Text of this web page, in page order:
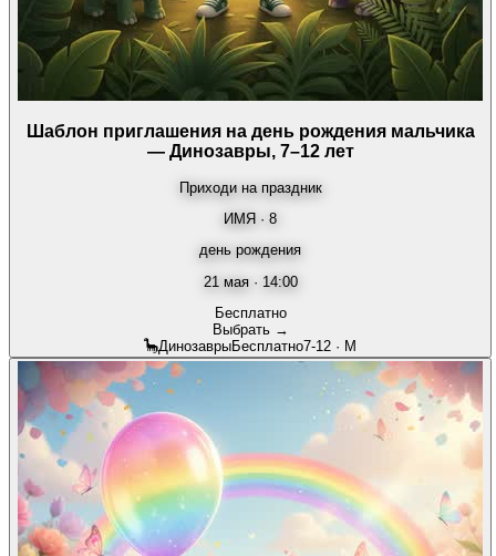
Шаблон приглашения на день рождения мальчика
— Динозавры, 7–12 лет
Приходи на праздник
ИМЯ · 8
день рождения
21 мая · 14:00
Бесплатно
Выбрать →
🦕ДинозаврыБесплатно7-12 · М